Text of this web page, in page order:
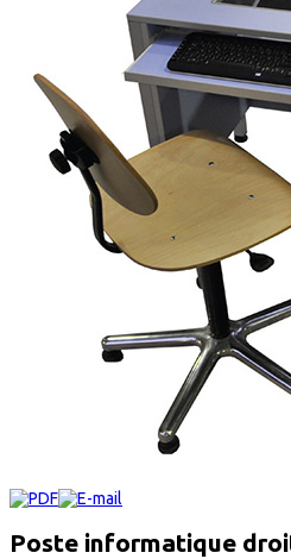
Poste informatique